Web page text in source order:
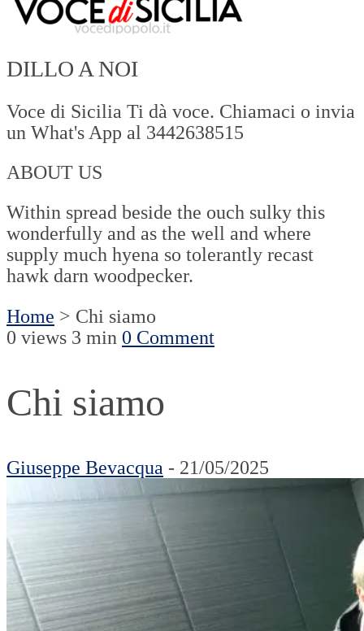
DILLO A NOI
Voce di Sicilia Ti dà voce. Chiamaci o invia
un What's App al 3442638515
ABOUT US
Within spread beside the ouch sulky this
wonderfully and as the well and where
supply much hyena so tolerantly recast
hawk darn woodpecker.
Home > Chi siamo
0 views 3 min 0 Comment
Chi siamo
Giuseppe Bevacqua - 21/05/2025